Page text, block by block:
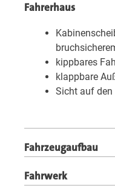
Fahrerhaus
kippbares
klappbare
Sicht auf
Fahrzeugaufbau
Fahrwerk